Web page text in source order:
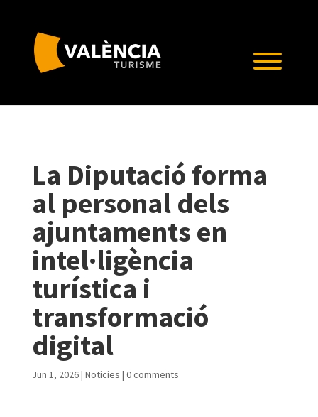
La Diputació forma
al personal dels
ajuntaments en
intel·ligència
turística i
transformació
digital
Jun 1, 2026| Noticies | 0 comments